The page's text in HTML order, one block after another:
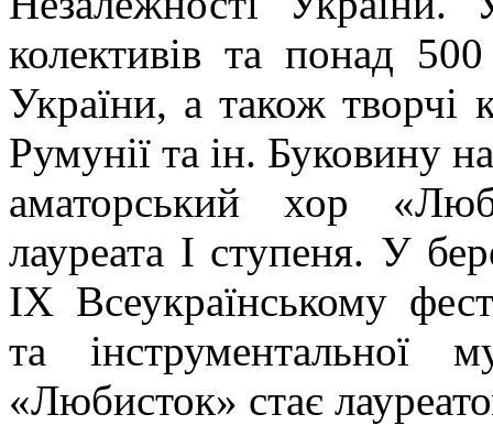
колективів та понад
України, а також творчі
Румунії та ін. Буковину
аматорський хор
лауреата І ступеня. У
IX Всеукраїнському
та інструментальної
«Любисток» стає